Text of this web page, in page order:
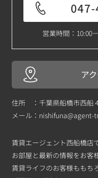
営業時間：10:00
ア
住所 ：千葉県船橋市西船
メール： nishifuna@agent-
賃貸エージェント西船橋店
お部屋と最新の情報をお客
賃貸ライフのお客様ももち